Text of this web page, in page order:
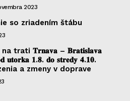
2023
so zriadením štábu
trati 𝐓𝐫𝐧𝐚𝐯𝐚 – 𝐁𝐫𝐚𝐭𝐢𝐬𝐥𝐚𝐯𝐚
𝐮𝐭𝐨𝐫𝐤𝐚 𝟏.𝟖. 𝐝𝐨 𝐬𝐭𝐫𝐞𝐝𝐲 𝟒.𝟏𝟎.
a zmeny v doprave